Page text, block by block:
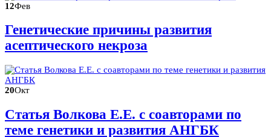
12Фев
Генетические причины развития
асептического некроза
20Окт
Статья Волкова Е.Е. с соавторами по
теме генетики и развития АНГБК